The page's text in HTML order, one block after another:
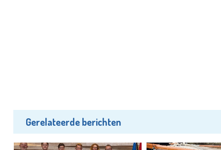
Gerelateerde berichten